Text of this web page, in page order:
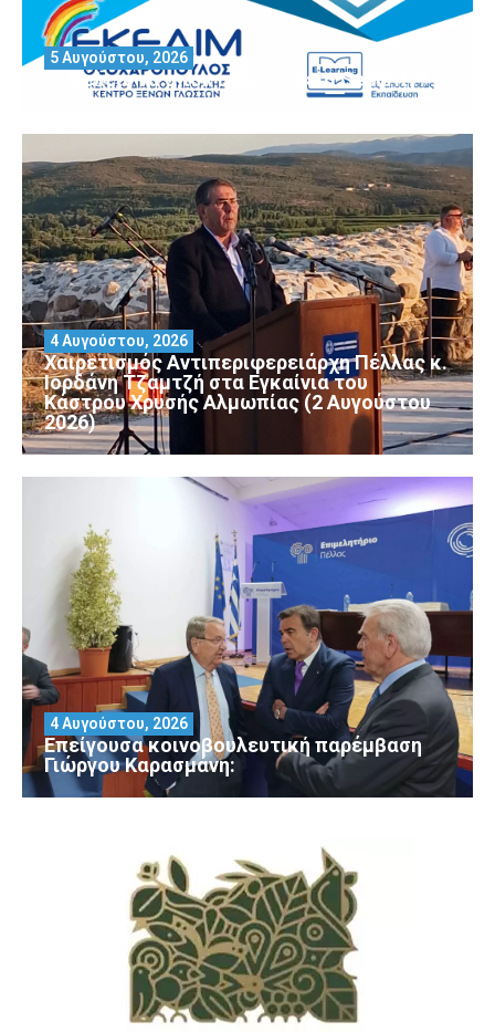
Θέλεις να αποκτήσεις άδεια Security?
5 Αυγούστου, 2026
Χαιρετισμός Αντιπεριφερειάρχη Πέλλας κ.
Ιορδάνη Τζαμτζή στα Εγκαίνια του
Κάστρου Χρυσής Αλμωπίας (2 Αυγούστου
2026)
4 Αυγούστου, 2026
Επείγουσα κοινοβουλευτική παρέμβαση
Γιώργου Καρασμάνη:
4 Αυγούστου, 2026